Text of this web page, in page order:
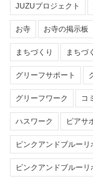
JUZUプロジェクト
お寺 お寺の掲示板
まちづくり まちづ
グリーフサポート
グリーフワーク コ
ハスワーク ピアサ
ピンクアンドブルーリ
ピンクアンドブルーリ